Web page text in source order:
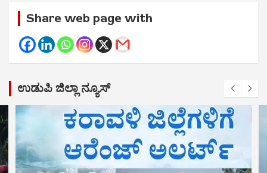
Share web page with
ಉಡುಪಿ ಜಿಲ್ಲಾ ನ್ಯೂಸ್